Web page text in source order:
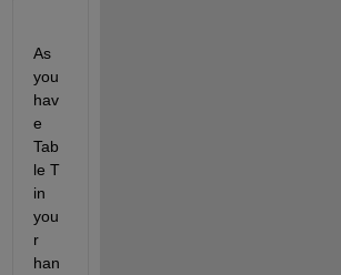
As
you
hav
e
Tab
le T
in
you
r
han